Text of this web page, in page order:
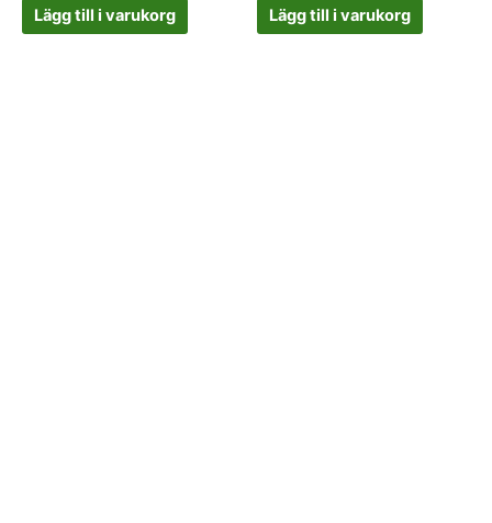
Lägg till i varukorg Lägg till i varukorg